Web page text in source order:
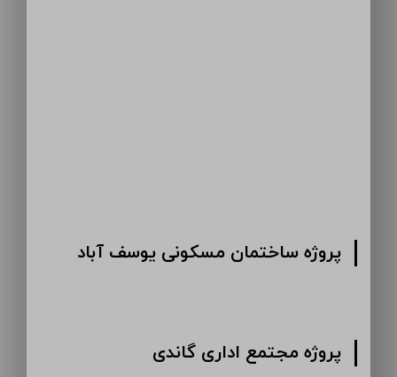
پروژه ساختمان مسکونی یوسف آباد
پروژه مجتمع اداری گاندی